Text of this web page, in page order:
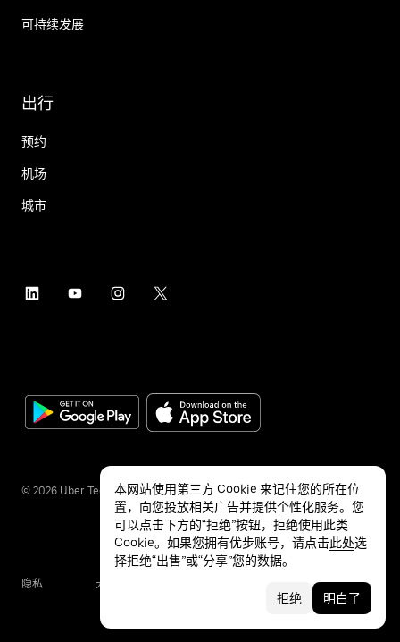
可持续发展
出行
预约
机场
城市
© 2026 Uber Technologies Inc.
隐私 无障碍服务
本网站使用第三方 Cookie 来记住您的所在位
置，向您投放相关广告并提供个性化服务。您
可以点击下方的“拒绝”按钮，拒绝使用此类
Cookie。如果您拥有优步账号，请点击此处选
择拒绝“出售”或“分享”您的数据。
拒绝 明白了